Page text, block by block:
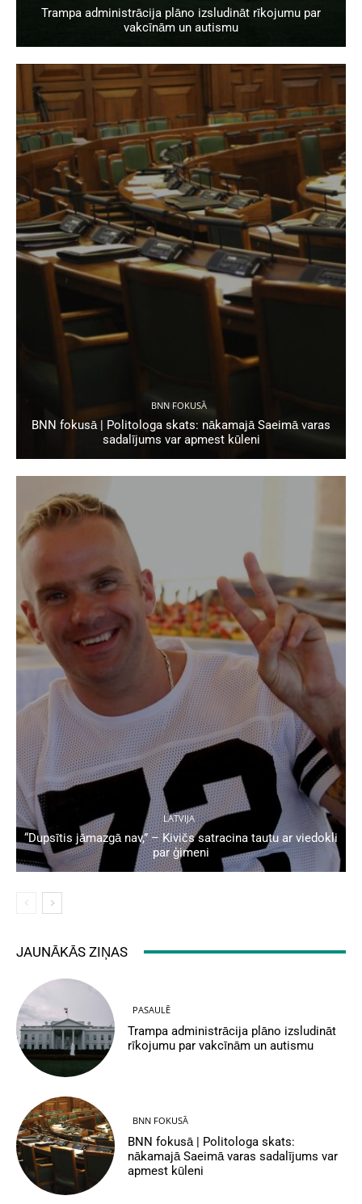
Trampa administrācija plāno izsludināt rīkojumu par
vakcīnām un autismu
BNN FOKUSĀ
BNN fokusā | Politologa skats: nākamajā Saeimā varas
sadalījums var apmest kūleni
LATVIJA
“Dupsītis jāmazgā nav,” – Kivičs satracina tautu ar viedokli
par ģimeni
JAUNĀKĀS ZIŅAS
PASAULĒ
Trampa administrācija plāno izsludināt
rīkojumu par vakcīnām un autismu
BNN FOKUSĀ
BNN fokusā | Politologa skats:
nākamajā Saeimā varas sadalījums var
apmest kūleni